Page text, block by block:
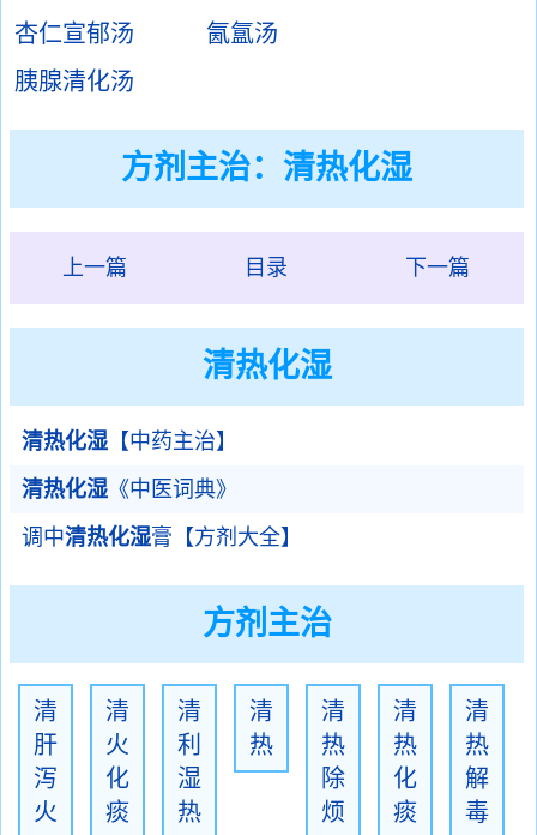
杏仁宣郁汤
氤氲汤
胰腺清化汤
方剂主治： 清热化湿
上一篇 目录 下一篇
清热化湿
清热化湿 【中药主治】
清热化湿 《中医词典》
调中清热化湿膏【方剂大全】
方剂主治
清
肝
泻
火
清
火
化
痰
清
利
湿
热
清
热
清
热
除
烦
清
热
化
痰
清
热
解
毒